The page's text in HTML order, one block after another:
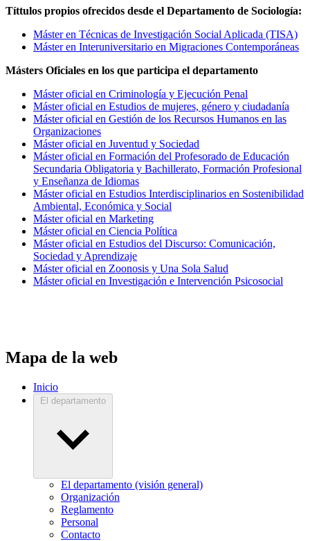
Títtulos propios ofrecidos desde el Departamento de Sociología:
Máster en Técnicas de Investigación Social Aplicada (TISA)
Máster en Interuniversitario en Migraciones Contemporáneas
Másters Oficiales en los que participa el departamento
Máster oficial en Criminología y Ejecución Penal
Máster oficial en Estudios de mujeres, género y ciudadanía
Máster oficial en Gestión de los Recursos Humanos en las
Organizaciones
Máster oficial en Juventud y Sociedad
Máster oficial en Formación del Profesorado de Educación
Secundaria Obligatoria y Bachillerato, Formación Profesional
y Enseñanza de Idiomas
Máster oficial en Estudios Interdisciplinarios en Sostenibilidad
Ambiental, Económica y Social
Máster oficial en Marketing
Máster oficial en Ciencia Política
Máster oficial en Estudios del Discurso: Comunicación,
Sociedad y Aprendizaje
Máster oficial en Zoonosis y Una Sola Salud
Máster oficial en Investigación e Intervención Psicosocial
Mapa de la web
Inicio
El departamento
El departamento (visión general)
Organización
Reglamento
Personal
Contacto